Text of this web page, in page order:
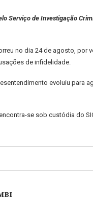
Serviço de Investigação
no dia 24 de agosto,
de infidelidade.
evoluiu para
se sob custódia do